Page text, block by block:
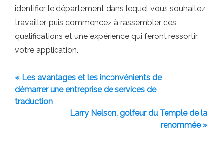
identifier le département dans lequel vous souhaitez
travailler, puis commencez à rassembler des
qualifications et une expérience qui feront ressortir
votre application.
« Les avantages et les inconvénients de
démarrer une entreprise de services de
traduction
Larry Nelson, golfeur du Temple de la
renommée »